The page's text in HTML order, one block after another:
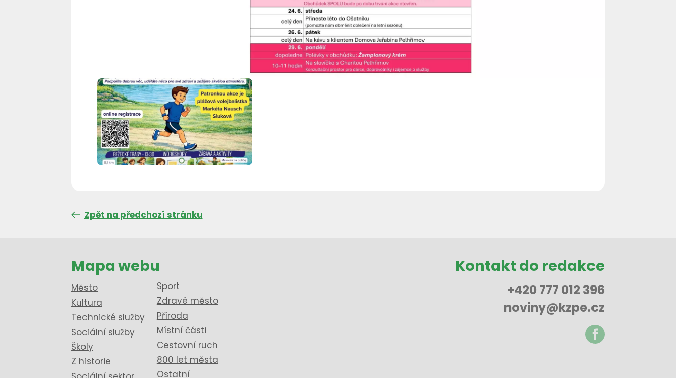
Zpět na předchozí stránku
Mapa webu
Město
Kultura
Technické služby
Sociální služby
Školy
Z historie
Sport
Zdravé město
Příroda
Místní části
Cestovní ruch
800 let města
Ostatní
Kontakt do redakce
+420 777 012 396
noviny@kzpe.cz